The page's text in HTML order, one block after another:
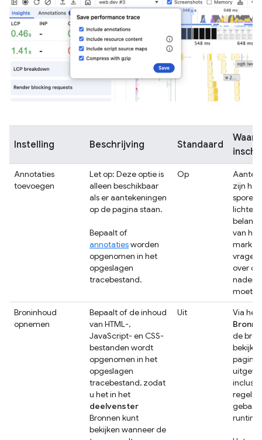
Instelling Beschrijving Standaard
Annotaties
toevoegen
Let op: Deze optie is
alleen beschikbaar
als er aantekeningen
op de pagina staan.
Bepaalt of
annotatiesworden
opgenomen in het
opgeslagen
tracebestand.
Op
zijn
sporen
lichten,
van het
vragen
over
nader
Broninhoud
opnemen
Bepaalt of de inhoud
van HTML-,
JavaScript- en CSS-
bestanden wordt
opgenomen in het
opgeslagen
tracebestand, zodat
u het in het
deelvenster
Bronnen kunt
bekijken wanneer de
Uit
Via het
de
pagina
regels